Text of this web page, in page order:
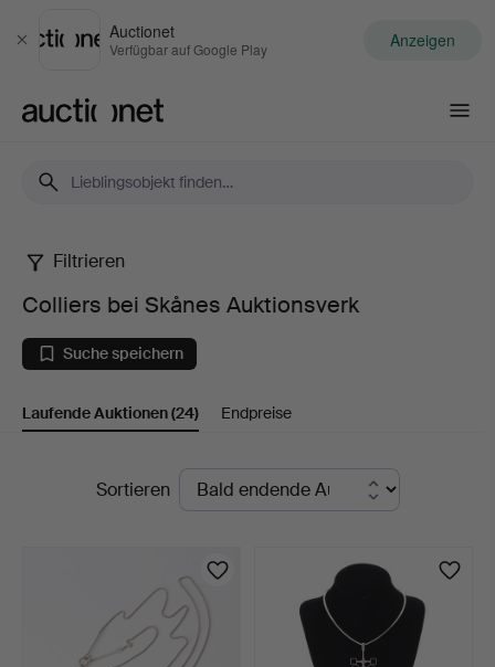
Schließen
Auctionet
Verfügbar auf Google Play Anzeigen
Colliers
bei
Skånes
Auktionsverk
Filtrieren
Colliers bei Skånes Auktionsverk
Suche speichern
Laufende Auktionen(24) Endpreise
LaufendeSortieren